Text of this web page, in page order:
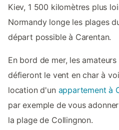
Kiev, 1 500 kilomètres plus
Normandy longe les plages
départ possible à Carentan.
En bord de mer, les
défieront le vent en char à
location d'un appartement à
par exemple de vous
la plage de Collingnon.